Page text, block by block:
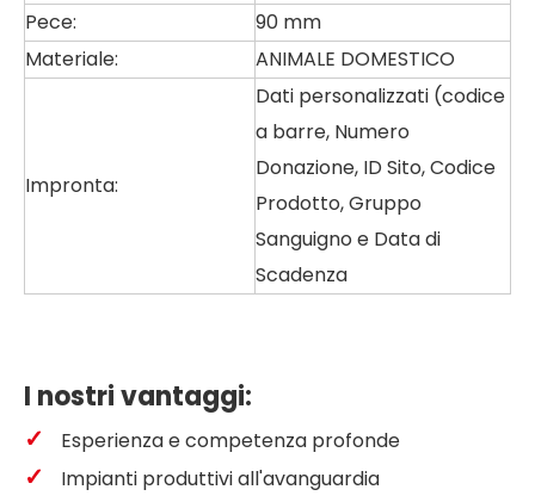
Pece:
90 mm
Materiale:
ANIMALE DOMESTICO
Impronta:
Dati personalizzati (codice
a barre, Numero
Donazione, ID Sito, Codice
Prodotto, Gruppo
Sanguigno e Data di
Scadenza
I nostri vantaggi:
✓ Esperienza e competenza profonde
✓ Impianti produttivi all'avanguardia